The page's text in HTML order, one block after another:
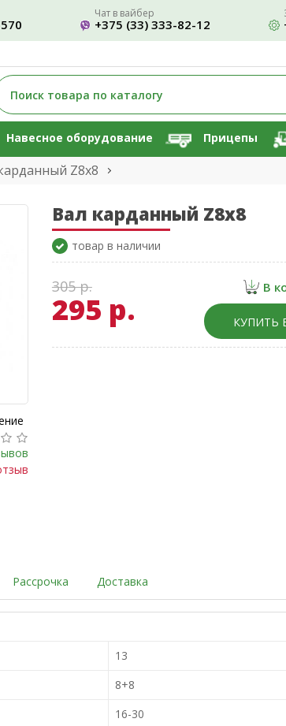
Чат в вайбер
+375 (33) 333-82-12
Навесное оборудование Прицепы
Z8x8
Вал карданный Z8x8
товар в наличии
305 р.
295 р.
В
КУПИТЬ
Рассрочка Доставка
13
8+8
16-30